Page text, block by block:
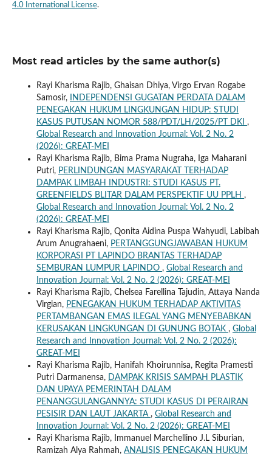
4.0 International License.
Most read articles by the same author(s)
Rayi Kharisma Rajib, Ghaisan Dhiya, Virgo Ervan Rogabe
Samosir,
INDEPENDENSI GUGATAN PERDATA DALAM
PENEGAKAN HUKUM LINGKUNGAN HIDUP: STUDI
KASUS PUTUSAN NOMOR 588/PDT/LH/2025/PT DKI ,
Global Research and Innovation Journal: Vol. 2 No. 2
(2026): GREAT-MEI
Rayi Kharisma Rajib, Bima Prama Nugraha, Iga Maharani
Putri, PERLINDUNGAN MASYARAKAT TERHADAP
DAMPAK LIMBAH INDUSTRI: STUDI KASUS PT.
GREENFIELDS BLITAR DALAM PERSPEKTIF UU PPLH ,
Global Research and Innovation Journal: Vol. 2 No. 2
(2026): GREAT-MEI
Rayi Kharisma Rajib, Qonita Aidina Puspa Wahyudi, Labibah
Arum Anugrahaeni, PERTANGGUNGJAWABAN HUKUM
KORPORASI PT LAPINDO BRANTAS TERHADAP
SEMBURAN LUMPUR LAPINDO , Global Research and
Innovation Journal: Vol. 2 No. 2 (2026): GREAT-MEI
Rayi Kharisma Rajib, Chelsea Farellina Tajudin, Attaya Nanda
Virgian, PENEGAKAN HUKUM TERHADAP AKTIVITAS
PERTAMBANGAN EMAS ILEGAL YANG MENYEBABKAN
KERUSAKAN LINGKUNGAN DI GUNUNG BOTAK , Global
Research and Innovation Journal: Vol. 2 No. 2 (2026):
GREAT-MEI
Rayi Kharisma Rajib, Hanifah Khoirunnisa, Regita Pramesti
Putri Darmanensa,
DAMPAK KRISIS SAMPAH PLASTIK
DAN UPAYA PEMERINTAH DALAM
PENANGGULANGANNYA: STUDI KASUS DI PERAIRAN
PESISIR DAN LAUT JAKARTA , Global Research and
Innovation Journal: Vol. 2 No. 2 (2026): GREAT-MEI
Rayi Kharisma Rajib, Immanuel Marchellino J.L Siburian,
Ramizah Alya Rahmah, ANALISIS PENEGAKAN HUKUM